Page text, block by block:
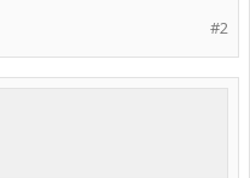
#2